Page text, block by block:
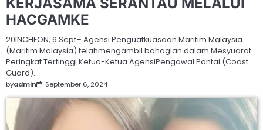
HACGAMKE
20INCHEON, 6 Sept– Agensi Penguatkuasaan Maritim Malaysia
(Maritim Malaysia) telahmengambil bahagian dalam Mesyuarat
Peringkat Tertinggi Ketua-Ketua AgensiPengawal Pantai (Coast
Guard)…
byadmin September 6, 2024